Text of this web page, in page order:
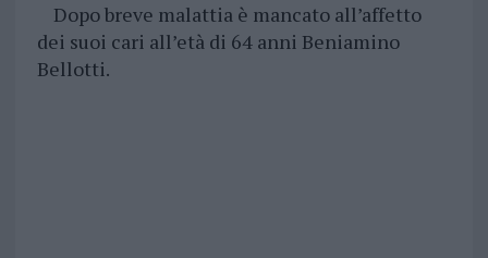
Dopo breve malattia è mancato all’affetto
dei suoi cari all’età di 64 anni Beniamino
Bellotti.